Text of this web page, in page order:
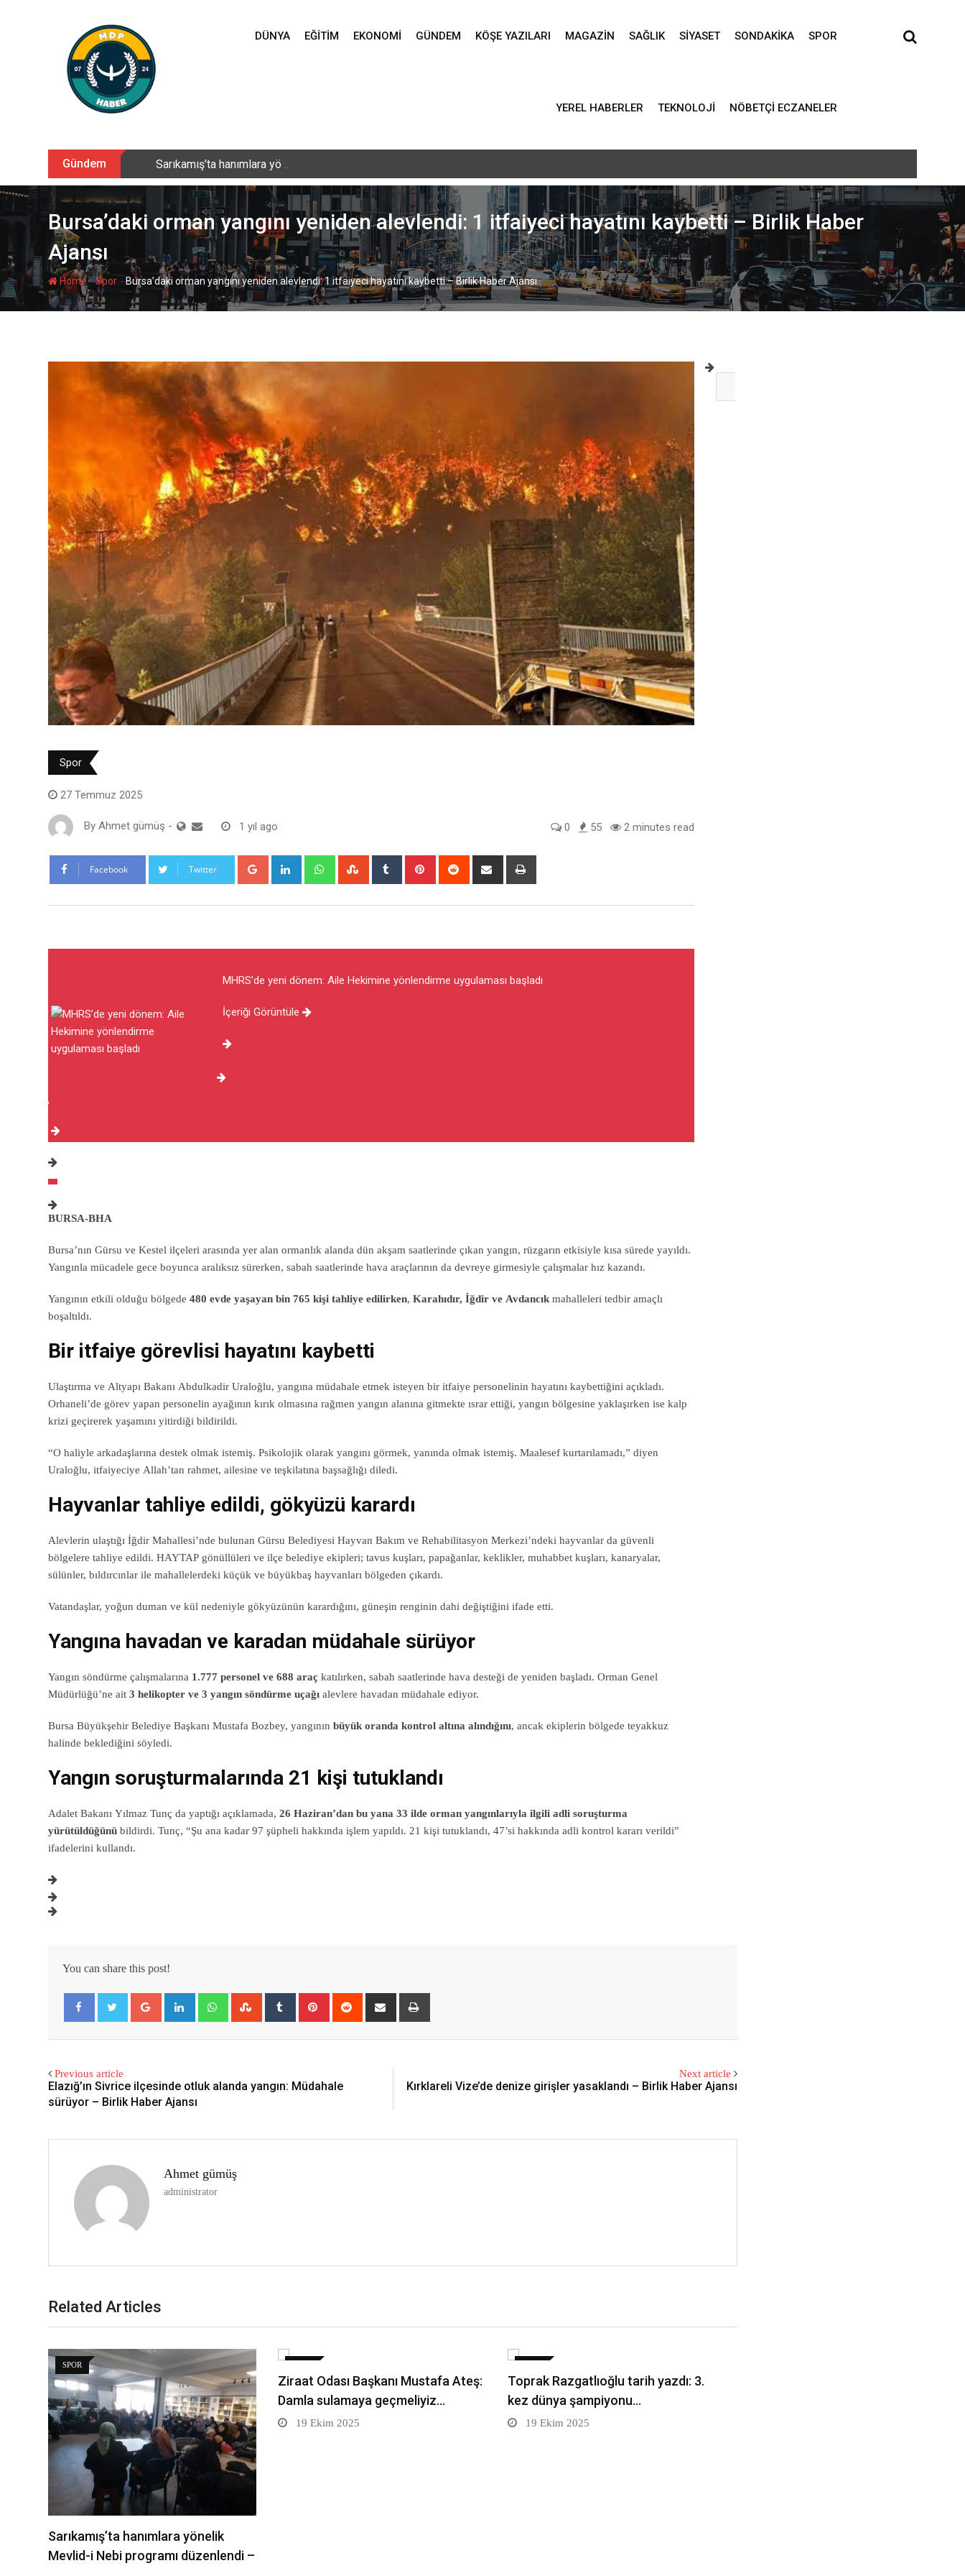
DÜNYA EĞITIM EKONOMI GÜNDEM KÖŞE YAZILARI MAGAZIN SAĞLIK SIYASET SONDAKIKA SPOR
YEREL HABERLER TEKNOLOJI NÖBETÇI ECZANELER
Gündem Sarıkamış’ta hanımlara yönelik Mevlid-i Nebi programı düzenlendi – Birlik Haber Ajansı
Bursa’daki orman yangını yeniden alevlendi: 1 itfaiyeci hayatını kaybetti – Birlik Haber
Ajansı
Home-Spor - Bursa’daki orman yangını yeniden alevlendi: 1 itfaiyeci hayatını kaybetti – Birlik Haber Ajansı
Spor
27 Temmuz 2025
By Ahmet gümüş - 1 yıl ago 0 55 2 minutes read
Facebook Twitter Google+ LinkedIn WhatsappStumbleUpon
Tumblr Pinterest Reddit
Share
MHRS’de yeni dönem: Aile Hekimine yönlendirme uygulaması başladı
İçeriği Görüntüle
BURSA-BHA
Bursa’nın Gürsu ve Kestel ilçeleri arasında yer alan ormanlık alanda dün akşam saatlerinde çıkan yangın, rüzgarın etkisiyle kısa sürede yayıldı.
Yangınla mücadele gece boyunca aralıksız sürerken, sabah saatlerinde hava araçlarının da devreye girmesiyle çalışmalar hız kazandı.
Yangının etkili olduğu bölgede 480 evde yaşayan bin 765 kişi tahliye edilirken, Karahıdır, İğdir ve Avdancık mahalleleri tedbir amaçlı
boşaltıldı.
Bir itfaiye görevlisi hayatını kaybetti
Ulaştırma ve Altyapı Bakanı Abdulkadir Uraloğlu, yangına müdahale etmek isteyen bir itfaiye personelinin hayatını kaybettiğini açıkladı.
Orhaneli’de görev yapan personelin ayağının kırık olmasına rağmen yangın alanına gitmekte ısrar ettiği, yangın bölgesine yaklaşırken ise kalp
krizi geçirerek yaşamını yitirdiği bildirildi.
“O haliyle arkadaşlarına destek olmak istemiş. Psikolojik olarak yangını görmek, yanında olmak istemiş. Maalesef kurtarılamadı,” diyen
Uraloğlu, itfaiyeciye Allah’tan rahmet, ailesine ve teşkilatına başsağlığı diledi.
Hayvanlar tahliye edildi, gökyüzü karardı
Alevlerin ulaştığı İğdir Mahallesi’nde bulunan Gürsu Belediyesi Hayvan Bakım ve Rehabilitasyon Merkezi’ndeki hayvanlar da güvenli
bölgelere tahliye edildi. HAYTAP gönüllüleri ve ilçe belediye ekipleri; tavus kuşları, papağanlar, keklikler, muhabbet kuşları, kanaryalar,
sülünler, bıldırcınlar ile mahallelerdeki küçük ve büyükbaş hayvanları bölgeden çıkardı.
Vatandaşlar, yoğun duman ve kül nedeniyle gökyüzünün karardığını, güneşin renginin dahi değiştiğini ifade etti.
Yangına havadan ve karadan müdahale sürüyor
Yangın söndürme çalışmalarına 1.777 personel ve 688 araç katılırken, sabah saatlerinde hava desteği de yeniden başladı. Orman Genel
Müdürlüğü’ne ait 3 helikopter ve 3 yangın söndürme uçağı alevlere havadan müdahale ediyor.
Bursa Büyükşehir Belediye Başkanı Mustafa Bozbey, yangının büyük oranda kontrol altına alındığını, ancak ekiplerin bölgede teyakkuz
halinde beklediğini söyledi.
Yangın soruşturmalarında 21 kişi tutuklandı
Adalet Bakanı Yılmaz Tunç da yaptığı açıklamada, 26 Haziran’dan bu yana 33 ilde orman yangınlarıyla ilgili adli soruşturma
yürütüldüğünü bildirdi. Tunç, “Şu ana kadar 97 şüpheli hakkında işlem yapıldı. 21 kişi tutuklandı, 47’si hakkında adli kontrol kararı verildi”
ifadelerini kullandı.
You can share this post!
Email
Previous article
Elazığ’ın Sivrice ilçesinde otluk alanda yangın: Müdahale
sürüyor – Birlik Haber Ajansı
Next article
Kırklareli Vize’de denize girişler yasaklandı – Birlik Haber Ajansı
Ahmet gümüş
administrator
Related Articles
SPOR
Sarıkamış’ta hanımlara yönelik
Mevlid-i Nebi programı düzenlendi –
Ziraat Odası Başkanı Mustafa Ateş:
Damla sulamaya geçmeliyiz…
19 Ekim 2025
Toprak Razgatlıoğlu tarih yazdı: 3.
kez dünya şampiyonu…
19 Ekim 2025